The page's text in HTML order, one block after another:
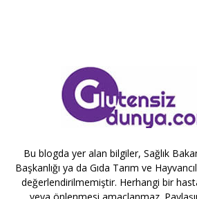
Bu blogda yer alan bilgiler, Sağlık
Başkanlığı ya da Gıda Tarım ve
değerlendirilmemiştir. Herhangi bir